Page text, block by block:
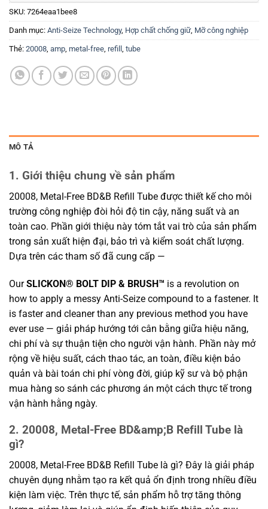
SKU: 7264eaa1bee8
Danh mục: Anti-Seize Technology, Hợp chất chống giữ, Mỡ công nghiệp
Thẻ: 20008, amp, metal-free, refill , tube
MÔ TẢ
1. Giới thiệu chung về sản phẩm
20008, Metal-Free BD&B Refill Tube được thiết kế cho môi
trường công nghiệp đòi hỏi độ tin cậy, năng suất và an
toàn cao. Phần giới thiệu này tóm tắt vai trò của sản phẩm
trong sản xuất hiện đại, bảo trì và kiểm soát chất lượng.
Dựa trên các tham số đã cung cấp —
OurSLICKON® BOLT DIP & BRUSH™ is a revolution on
how to apply a messy Anti-Seize compound to a fastener. It
is faster and cleaner than any previous method you have
ever use — giải pháp hướng tới cân bằng giữa hiệu năng,
chi phí và sự thuận tiện cho người vận hành. Phần này mở
rộng về hiệu suất, cách thao tác, an toàn, điều kiện bảo
quản và bài toán chi phí vòng đời, giúp kỹ sư và bộ phận
mua hàng so sánh các phương án một cách thực tế trong
vận hành hằng ngày.
2. 20008, Metal-Free BD&amp;B Refill Tube là
gì?
20008, Metal-Free BD&B Refill Tube là gì? Đây là giải pháp
chuyên dụng nhằm tạo ra kết quả ổn định trong nhiều điều
kiện làm việc. Trên thực tế, sản phẩm hỗ trợ tăng thông